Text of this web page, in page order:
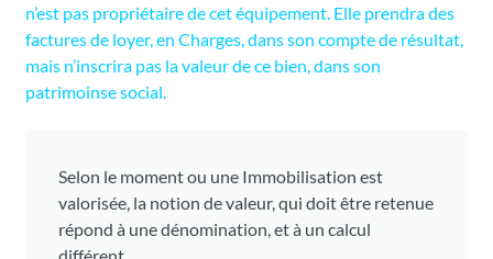
n’est pas propriétaire de cet équipement. Elle prendra des
factures de loyer, en Charges, dans son compte de résultat,
mais n’inscrira pas la valeur de ce bien, dans son
patrimoinse social.
Selon le moment ou une Immobilisation est
valorisée, la notion de valeur, qui doit être retenue
répond à une dénomination, et à un calcul